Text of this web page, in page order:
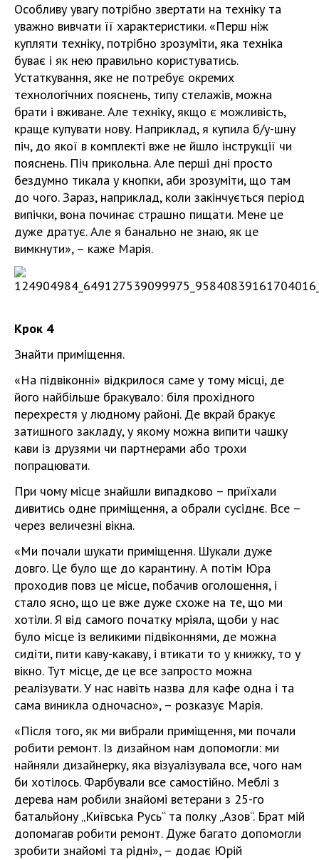
Особливу увагу потрібно звертати на техніку та
уважно вивчати її характеристики. «Перш ніж
купляти техніку, потрібно зрозуміти, яка техніка
буває і як нею правильно користуватись.
Устаткування, яке не потребує окремих
технологічних пояснень, типу стелажів, можна
брати і вживане. Але техніку, якщо є можливість,
краще купувати нову. Наприклад, я купила б/у-шну
піч, до якої в комплекті вже не йшло інструкції чи
пояснень. Піч прикольна. Але перші дні просто
бездумно тикала у кнопки, аби зрозуміти, що там
до чого. Зараз, наприклад, коли закінчується період
випічки, вона починає страшно пищати. Мене це
дуже дратує. Але я банально не знаю, як це
вимкнути», – каже Марія.
Крок 4
Знайти приміщення.
«На підвіконні» відкрилося саме у тому місці, де
його найбільше бракувало: біля прохідного
перехрестя у людному районі. Де вкрай бракує
затишного закладу, у якому можна випити чашку
кави із друзями чи партнерами або трохи
попрацювати.
При чому місце знайшли випадково – приїхали
дивитись одне приміщення, а обрали сусіднє. Все –
через величезні вікна.
«Ми почали шукати приміщення. Шукали дуже
довго. Це було ще до карантину. А потім Юра
проходив повз це місце, побачив оголошення, і
стало ясно, що це вже дуже схоже на те, що ми
хотіли. Я від самого початку мріяла, щоби у нас
було місце із великими підвіконнями, де можна
сидіти, пити каву-какаву, і втикати то у книжку, то у
вікно. Тут місце, де це все запросто можна
реалізувати. У нас навіть назва для кафе одна і та
сама виникла одночасно», – розказує Марія.
«Після того, як ми вибрали приміщення, ми почали
робити ремонт. Із дизайном нам допомогли: ми
найняли дизайнерку, яка візуалізувала все, чого нам
би хотілось. Фарбували все самостійно. Меблі з
дерева нам робили знайомі ветерани з 25-го
батальйону „Київська Русь“ та полку „Азов“. Брат мій
допомагав робити ремонт. Дуже багато допомогли
зробити знайомі та рідні», – додає Юрій